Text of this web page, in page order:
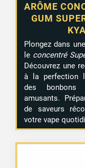
ARÔME
GUM
Plongez dans
le concentré
Découvrez une
à la perfection
des bonbons
amusants.
de saveurs
votre vape